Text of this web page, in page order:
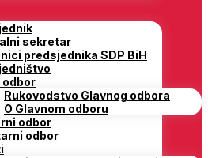
sekretar
predsjednika SDP BiH
odbor
Rukovodstvo Glavnog odbora
O Glavnom odboru
odbor
odbor